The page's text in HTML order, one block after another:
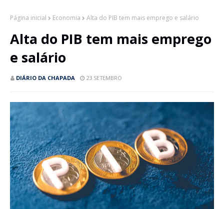
Página inicial Economia Alta do PIB tem mais emprego e salário
Alta do PIB tem mais emprego
e salário
DIÁRIO DA CHAPADA 23 SETEMBRO